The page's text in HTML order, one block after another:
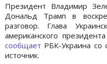
Президент Владимир
Дональд Трамп в
разговор. Глава
американского
сообщает РБК-Украина со
источник.